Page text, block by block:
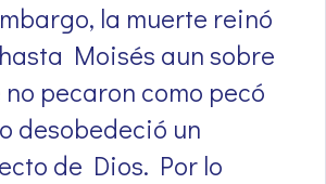
la muerte reinó
Moisés aun sobre
pecaron como pecó
desobedeció un
de Dios. Por lo